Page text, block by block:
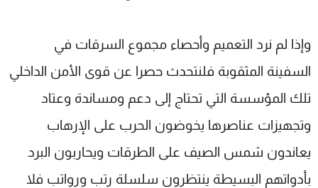
وإذا لم نرد التعميم وأحصاء مجموع السرقات في
السفينة المثقوبة فلنتحدث حصرا عن قوى الأمن الداخلي
تلك المؤسسة التي تحتاج إلى دعم ومساندة وعتاد
وتجهيزات عناصرها يخوضون الحرب على الإرهاب
يعاندون شمس الصيف على الطرقات ويحاربون البرد
بأدواتهم البسيطة ينتظرون سلسلة رتب ورواتب فلا